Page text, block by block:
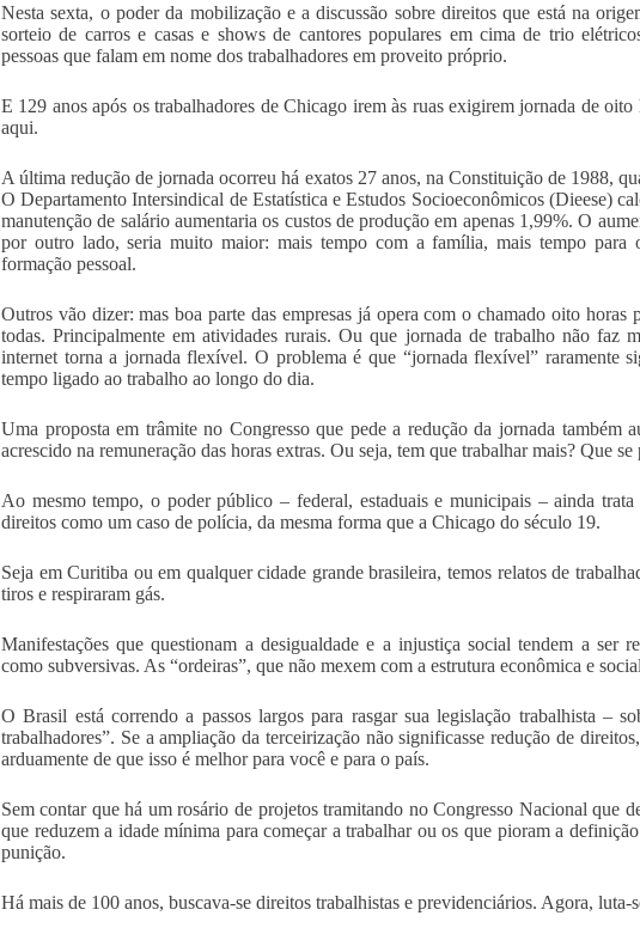
Nesta sexta, o poder da mobilização e a discussão sobre direitos que está na
sorteio de carros e casas e shows de cantores populares em cima de trio
pessoas que falam em nome dos trabalhadores em proveito próprio.
E 129 anos após os trabalhadores de Chicago irem às ruas exigirem jornada de
aqui.
A última redução de jornada ocorreu há exatos 27 anos, na Constituição de 1988,
O Departamento Intersindical de Estatística e Estudos Socioeconômicos (Dieese)
manutenção de salário aumentaria os custos de produção em apenas 1,99%. O
por outro lado, seria muito maior: mais tempo com a família, mais tempo para
formação pessoal.
Outros vão dizer: mas boa parte das empresas já opera com o chamado oito
todas. Principalmente em atividades rurais. Ou que jornada de trabalho não faz
internet torna a jornada flexível. O problema é que “jornada flexível” raramente
tempo ligado ao trabalho ao longo do dia.
Uma proposta em trâmite no Congresso que pede a redução da jornada também
acrescido na remuneração das horas extras. Ou seja, tem que trabalhar mais? Que se
Ao mesmo tempo, o poder público – federal, estaduais e municipais – ainda
direitos como um caso de polícia, da mesma forma que a Chicago do século 19.
Seja em Curitiba ou em qualquer cidade grande brasileira, temos relatos de
tiros e respiraram gás.
Manifestações que questionam a desigualdade e a injustiça social tendem a ser
como subversivas. As “ordeiras”, que não mexem com a estrutura econômica e
O Brasil está correndo a passos largos para rasgar sua legislação trabalhista –
trabalhadores”. Se a ampliação da terceirização não significasse redução de
arduamente de que isso é melhor para você e para o país.
Sem contar que há um rosário de projetos tramitando no Congresso Nacional que
que reduzem a idade mínima para começar a trabalhar ou os que pioram a
punição.
Há mais de 100 anos, buscava-se direitos trabalhistas e previdenciários. Agora, luta-